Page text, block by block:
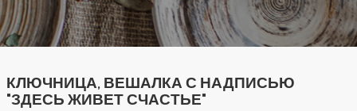
КЛЮЧНИЦА, ВЕШАЛКА С НАДПИСЬЮ
"ЗДЕСЬ ЖИВЕТ СЧАСТЬЕ"